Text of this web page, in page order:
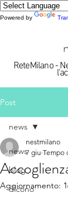
Powered by
ReteMilano -
Post
news
blog
dicono
news
nestmilano
7 giu Tempo
Aggiornamento: